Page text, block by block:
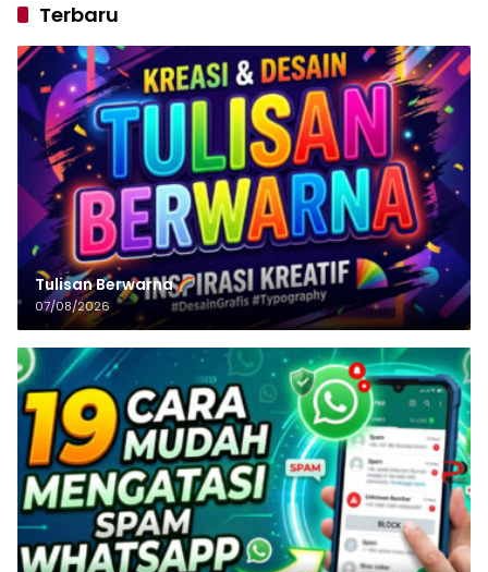
Terbaru
Tulisan‌‌‌‌‌‌‌‌‌‌‌‌‌‌‌‌ Berwarna
07/08/2026